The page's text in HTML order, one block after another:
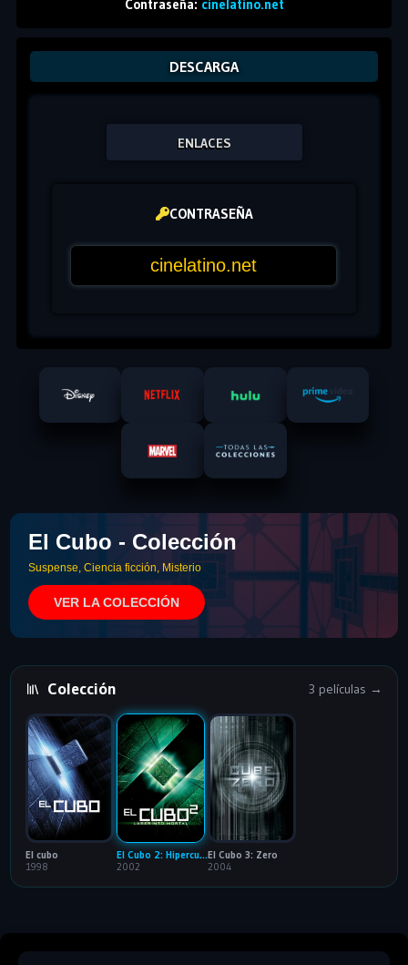
Contraseña: cinelatino.net
DESCARGA
ENLACES
CONTRASEÑA
El Cubo - Colección
Suspense, Ciencia ficción, Misterio
VER LA COLECCIÓN
Colección 3 películas →
El cubo
1998
El Cubo 2: Hipercubo
2002
El Cubo 3: Zero
2004